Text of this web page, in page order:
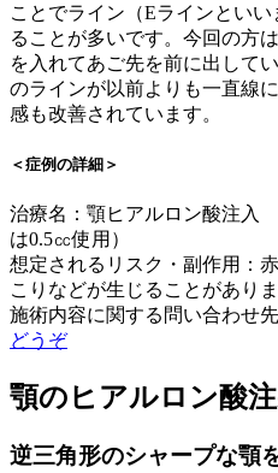
ことでライン（Eラインとい
ることが多いです。今回の方
を入れてあご先を前に出して
のラインが以前よりも一直線
感も改善されています。
＜症例の詳細＞
治療名：顎ヒアルロン酸注入
は0.5㏄使用）
想定されるリスク・副作用：
こりなどが生じることがあり
施術内容に関する問い合わせ先
どうぞ
顎のヒアルロン酸
逆三角形のシャープな顎